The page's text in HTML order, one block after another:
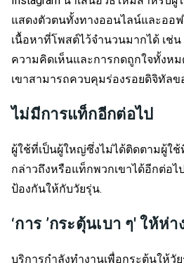
แสดงตัวตนทั้งทางออนไลน์และออ
เนื้อหาที่โพสต์ไว้จำนวนมากได้ เช่
ความคิดเห็นและการกดถูกใจทั้งหม
เขาสามารถควบคุมร่องรอยดิจิทัลข
ไม่มีการแท็กอีกต่อไป
ผู้ใช้ที่เป็นผู้ใหญ่ซึ่งไม่ได้ติดตามผู้ใช้
กล่าวถึงหรือแท็กพวกเขาได้อีกต่อไ
ป้องกันให้กับวัยรุ่น.
‘การ ’กระตุ้นเบา ๆ' ให้ห่า
บริการกำลังทำงานเพื่อกระตุ้นให้